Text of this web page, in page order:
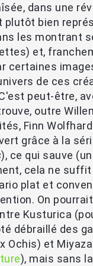
dans une
plutôt bien
les montrant
et,
certaines
de ces
peut-être,
outre
Finn
grâce à la
), ce qui sauve
cela ne
plat et
On
Kusturica
débraillé des
Ochis) et
), mais sans